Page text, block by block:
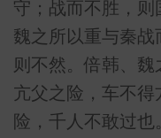
守；战而不胜，则
魏之所以重与秦
则不然。倍韩、
亢父之险，车不
险，千人不敢过